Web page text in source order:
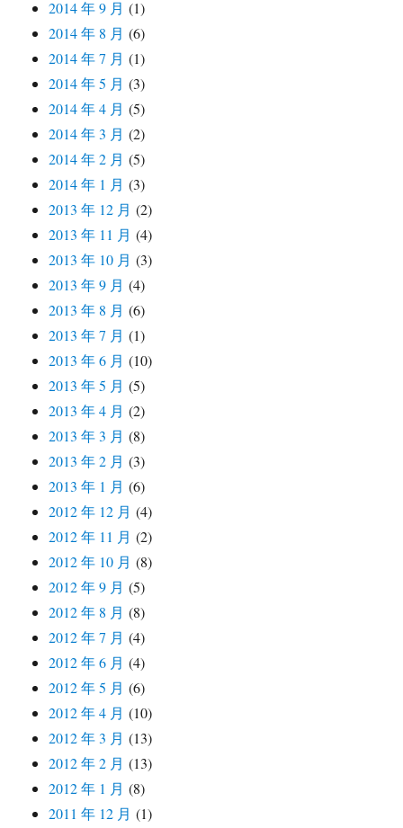
2014 年 9 月 (1)
2014 年 8 月 (6)
2014 年 7 月 (1)
2014 年 5 月 (3)
2014 年 4 月 (5)
2014 年 3 月 (2)
2014 年 2 月 (5)
2014 年 1 月 (3)
2013 年 12 月 (2)
2013 年 11 月 (4)
2013 年 10 月 (3)
2013 年 9 月 (4)
2013 年 8 月 (6)
2013 年 7 月 (1)
2013 年 6 月 (10)
2013 年 5 月 (5)
2013 年 4 月 (2)
2013 年 3 月 (8)
2013 年 2 月 (3)
2013 年 1 月 (6)
2012 年 12 月 (4)
2012 年 11 月 (2)
2012 年 10 月 (8)
2012 年 9 月 (5)
2012 年 8 月 (8)
2012 年 7 月 (4)
2012 年 6 月 (4)
2012 年 5 月 (6)
2012 年 4 月 (10)
2012 年 3 月 (13)
2012 年 2 月 (13)
2012 年 1 月 (8)
2011 年 12 月 (1)